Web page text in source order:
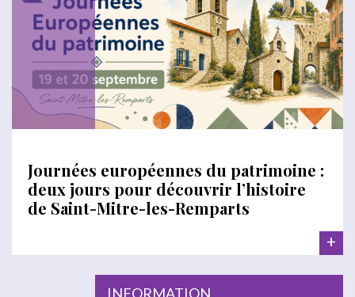
Journées européennes du patrimoine :
deux jours pour découvrir l’histoire
de Saint-Mitre-les-Remparts
+
INFORMATION